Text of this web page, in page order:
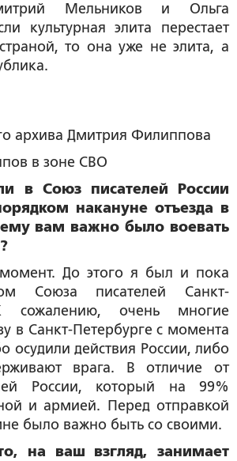
Мельников и Ольга
культурная элита перестает
то она уже не элита, а
архива Дмитрия Филиппова
в зоне СВО
в Союз писателей России
накануне отъезда в
вам важно было воевать
До этого я был и пока
Союза писателей Санкт-
сожалению, очень многие
в Санкт-Петербурге с момента
осудили действия России, либо
врага. В отличие от
России, который на 99%
и армией. Перед отправкой
было важно быть со своими.
на ваш взгляд, занимает